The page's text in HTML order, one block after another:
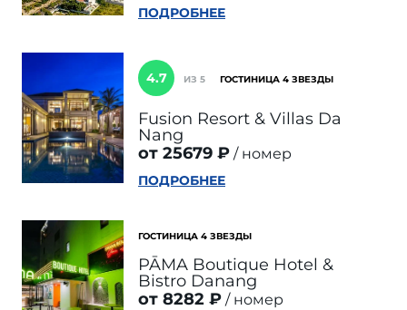
ПОДРОБНЕЕ
4.7 ИЗ 5 ГОСТИНИЦА 4 ЗВЕЗДЫ
Fusion Resort & Villas Da
Nang
от 25679 ₽
номер
ПОДРОБНЕЕ
ГОСТИНИЦА 4 ЗВЕЗДЫ
PĀMA Boutique Hotel &
Bistro Danang
от 8282 ₽
номер